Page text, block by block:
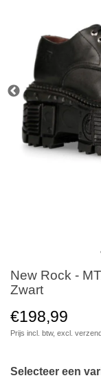
New Rock -
Zwart
€198,99
Prijs incl. btw, excl.
Selecteer een